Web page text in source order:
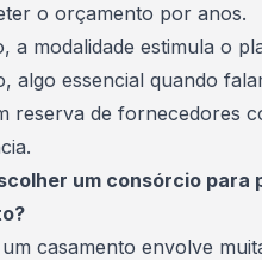
o orçamento por anos.
a modalidade estimula o
algo essencial quando
reserva de fornecedores
um consórcio para
casamento envolve